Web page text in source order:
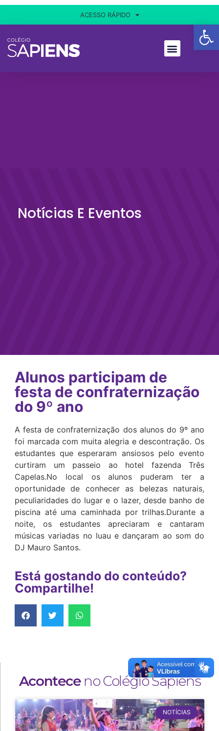
ACESSO RÁPIDO
Notícias E Eventos
Alunos participam de
festa de confraternização
do 9º ano
A festa de confraternização dos alunos do 9º ano
foi marcada com muita alegria e descontração. Os
estudantes que esperaram ansiosos pelo evento
curtiram um passeio ao hotel fazenda Três
Capelas.No local os alunos puderam ter a
oportunidade de conhecer as belezas naturais,
peculiaridades do lugar e o lazer, desde banho de
piscina até uma caminhada por trilhas.Durante a
noite, os estudantes apreciaram e cantaram
músicas variadas no luau e dançaram ao som do
DJ Mauro Santos.
Está gostando do conteúdo?
Compartilhe!
Aconteceno Colégio Sapiens
NOTÍCIAS